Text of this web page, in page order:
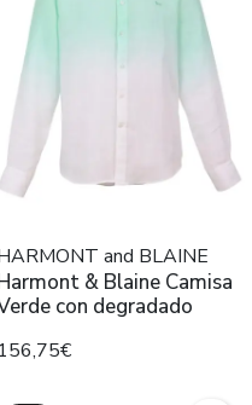
and BLAINE
& Blaine Camisa
con degradado
156,75€